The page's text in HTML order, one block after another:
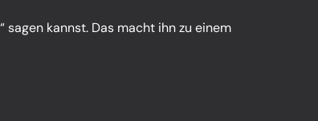
kannst. Das macht ihn zu einem